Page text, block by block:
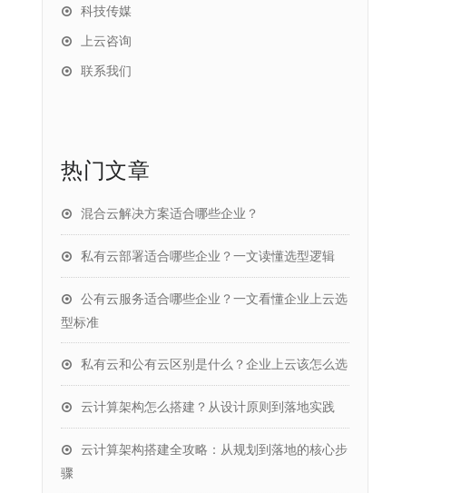
科技传媒
上云咨询
联系我们
热门文章
混合云解决方案适合哪些企业？
私有云部署适合哪些企业？一文读懂选型逻辑
公有云服务适合哪些企业？一文看懂企业上云选
型标准
私有云和公有云区别是什么？企业上云该怎么选
云计算架构怎么搭建？从设计原则到落地实践
云计算架构搭建全攻略：从规划到落地的核心步
骤